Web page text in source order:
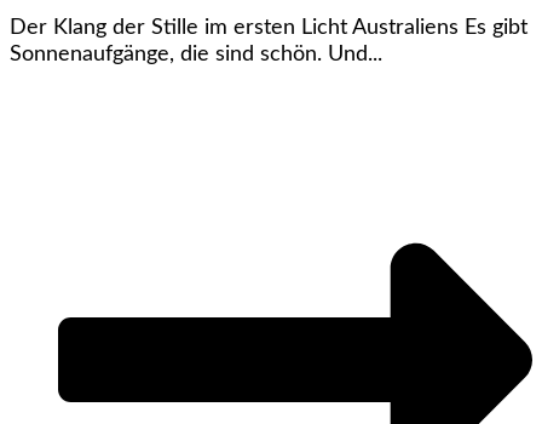
Der Klang der Stille im ersten Licht Australiens Es gibt
Sonnenaufgänge, die sind schön. Und...